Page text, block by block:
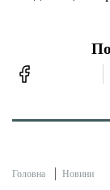
Головна Новини